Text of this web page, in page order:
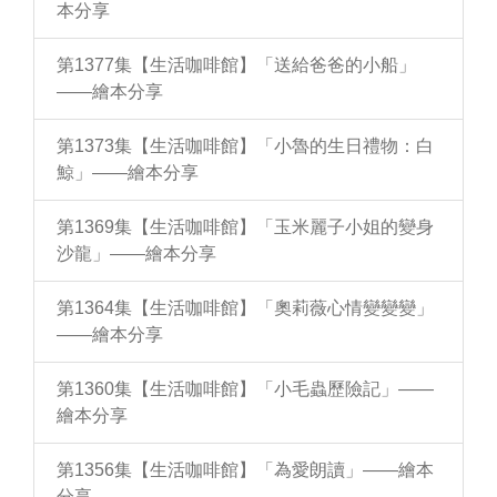
本分享
第1377集【生活咖啡館】「送給爸爸的小船」
——繪本分享
第1373集【生活咖啡館】「小魯的生日禮物：白
鯨」——繪本分享
第1369集【生活咖啡館】「玉米麗子小姐的變身
沙龍」——繪本分享
第1364集【生活咖啡館】「奧莉薇心情變變變」
——繪本分享
第1360集【生活咖啡館】「小毛蟲歷險記」——
繪本分享
第1356集【生活咖啡館】「為愛朗讀」——繪本